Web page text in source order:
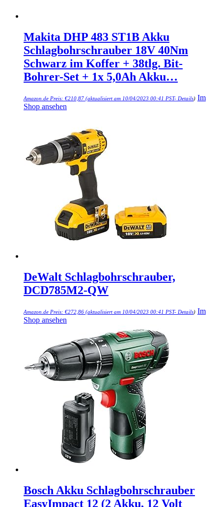
Makita DHP 483 ST1B Akku
Schlagbohrschrauber 18V 40Nm
Schwarz im Koffer + 38tlg. Bit-
Bohrer-Set + 1x 5,0Ah Akku…
Amazon.de Preis: €210,87 (aktualisiert am 10/04/2023 00:41 PST- Details) Im
Shop ansehen
DeWalt Schlagbohrschrauber,
DCD785M2-QW
Amazon.de Preis: €272,86 (aktualisiert am 10/04/2023 00:41 PST- Details) Im
Shop ansehen
Bosch Akku Schlagbohrschrauber
EasyImpact 12 (2 Akku, 12 Volt